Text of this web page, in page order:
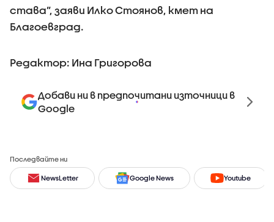
става”, заяви Илко Стоянов, кмет на
Благоевград.
Редактор: Ина Григорова
Добави ни в предпочитани източници в
Google
Последвайте ни
NewsLetter Google News Youtube